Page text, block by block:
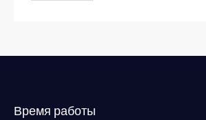
Время работы